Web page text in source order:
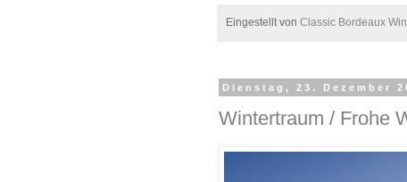
Eingestellt von Classic Bordeaux
Dienstag, 23. Dezember
Wintertraum / Frohe